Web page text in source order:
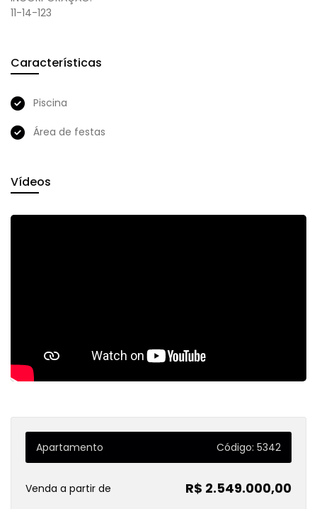
11-14-123
Características
Piscina
Área de festas
Vídeos
Apartamento Código: 5342
Venda a partir de R$ 2.549.000,00